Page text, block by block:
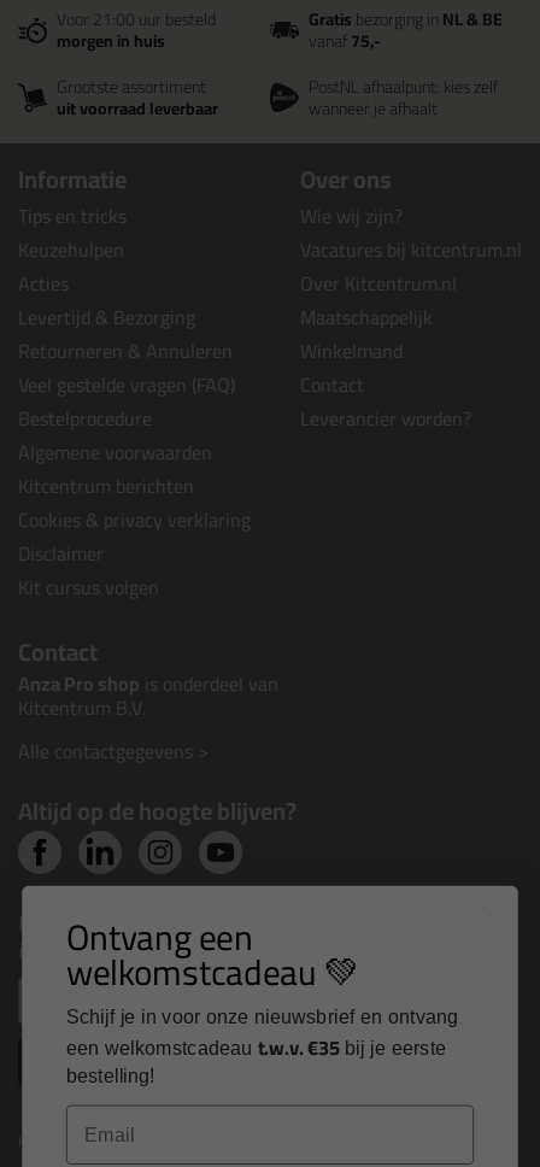
Voor 21:00 uur besteld
morgen in huis
Gratisbezorging inNL & BE
vanaf75,-
Grootste assortiment
uit voorraad leverbaar
PostNL afhaalpunt: kies zelf
wanneer je afhaalt
Informatie
Tips en tricks
Keuzehulpen
Acties
Levertijd & Bezorging
Retourneren & Annuleren
Veel gestelde vragen (FAQ)
Bestelprocedure
Algemene voorwaarden
Kitcentrum berichten
Cookies & privacy verklaring
Disclaimer
Kit cursus volgen
Over ons
Wie wij zijn?
Vacatures bij kitcentrum.nl
Over Kitcentrum.nl
Maatschappelijk
Winkelmand
Contact
Leverancier worden?
Contact
Anza Pro shop is onderdeel van
Kitcentrum B.V.
Alle contactgegevens >
Altijd op de hoogte blijven?
Nieuws, tips en exclusieve deals rechtstreeks in je
inbox
Inschrijven
Kitcentrum is trots op:
Ontvang een
welkomstcadeau 💚
Schijf je in voor onze nieuwsbrief en ontvang
een welkomstcadeau t.w.v. €35 bij je eerste
bestelling!
Email